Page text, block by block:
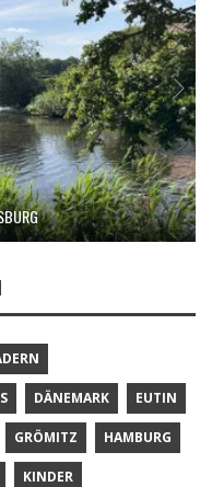
DÄNEMARK EUTIN
GRÖMITZ HAMBURG
KINDER